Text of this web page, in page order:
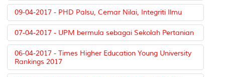
09-04-2017 - PHD Palsu, Cemar Nilai, Integriti Ilmu
07-04-2017 - UPM bermula sebagai Sekolah Pertanian
06-04-2017 - Times Higher Education Young University
Rankings 2017